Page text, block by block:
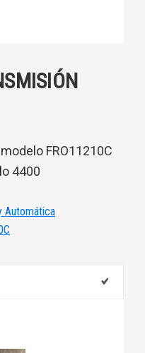
FRO11210C
4400
Automática